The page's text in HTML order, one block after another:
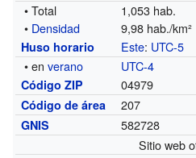
• Total
1,053 hab.
• Densidad 9,98 hab./km²
Huso horario Este: UTC-5
• enverano UTC-4
Código ZIP 04979
Código de área 207
GNIS
582728
Sitio web